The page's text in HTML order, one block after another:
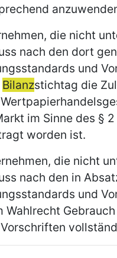
die nicht
nach den dort
und
Bilanzstichtag die
im Sinne des §
worden ist.
die nicht
nach den in
und
Wahlrecht